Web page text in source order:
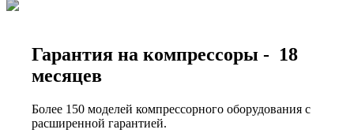
Гарантия на компрессоры - 18
месяцев
Более 150 моделей компрессорного оборудования с
расширенной гарантией.